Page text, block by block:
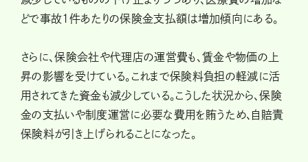
どで事故1件あたりの保険金支払額は増加傾向にある。
さらに、保険会社や代理店の運営費も、賃金や物価の上
昇の影響を受けている。これまで保険料負担の軽減に活
用されてきた資金も減少している。こうした状況から、保険
金の支払いや制度運営に必要な費用を賄うため、自賠責
保険料が引き上げられることになった。